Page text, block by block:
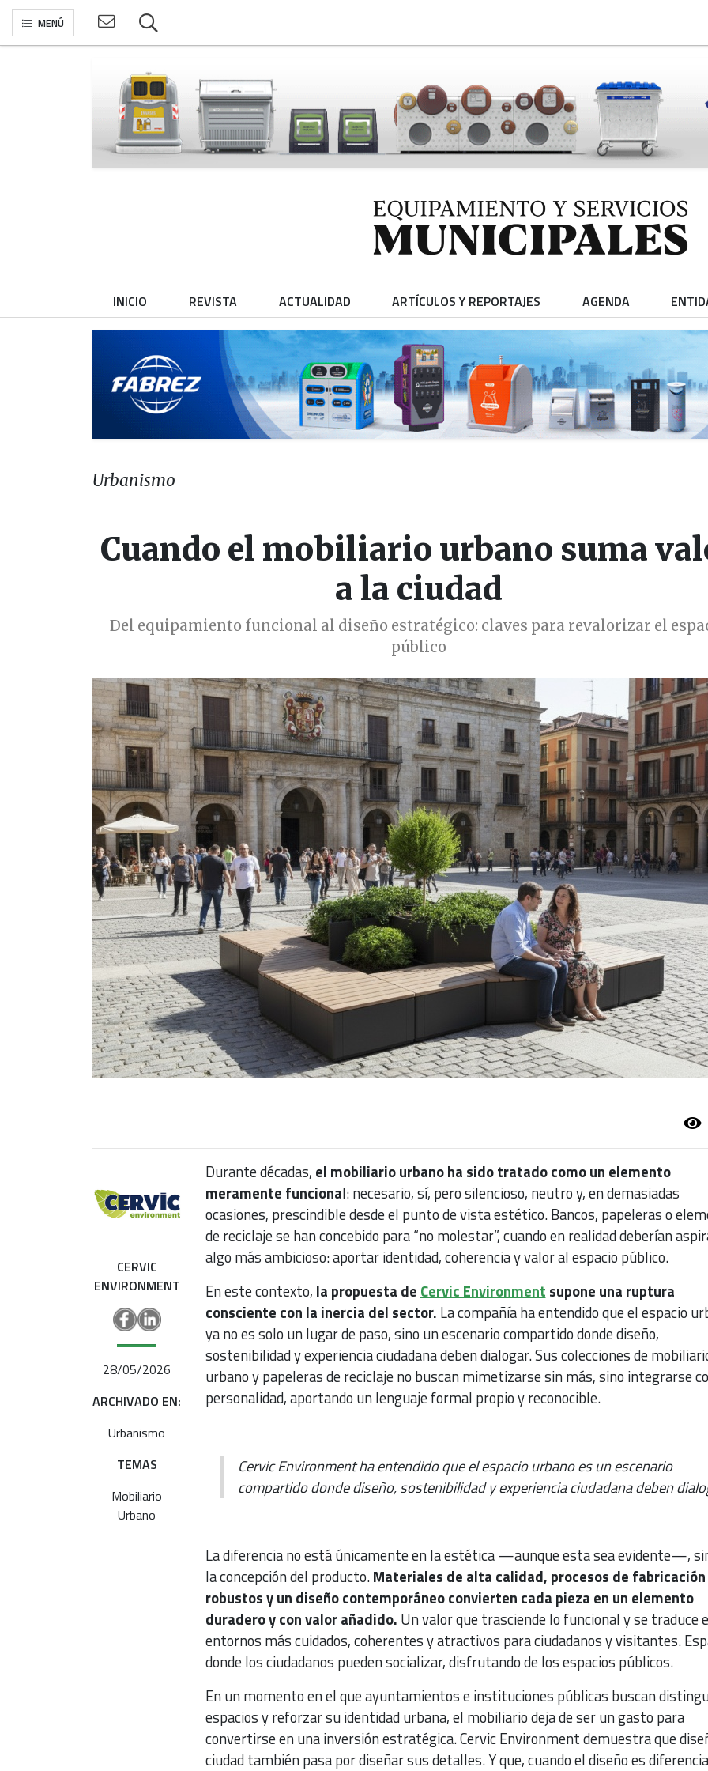
MENÚ
INICIO REVISTA ACTUALIDAD ARTÍCULOS Y REPORTAJES AGENDA
Urbanismo
Cuando el mobiliario urbano suma
a la ciudad
Del equipamiento funcional al diseño estratégico: claves para revalorizar el
público
CERVIC
ENVIRONMENT
28/05/2026
ARCHIVADO EN:
Urbanismo
TEMAS
Mobiliario
Urbano
Durante décadas, el mobiliario urbano ha sido tratado como un elemento
meramente funcional: necesario, sí, pero silencioso, neutro y, en demasiadas
ocasiones, prescindible desde el punto de vista estético. Bancos, papeleras o
de reciclaje se han concebido para “no molestar”, cuando en realidad deberían
algo más ambicioso: aportar identidad, coherencia y valor al espacio público.
En este contexto, la propuesta de Cervic Environment supone una ruptura
consciente con la inercia del sector. La compañía ha entendido que el espacio
ya no es solo un lugar de paso, sino un escenario compartido donde diseño,
sostenibilidad y experiencia ciudadana deben dialogar. Sus colecciones de
urbano y papeleras de reciclaje no buscan mimetizarse sin más, sino integrarse
personalidad, aportando un lenguaje formal propio y reconocible.
Cervic Environment ha entendido que el espacio urbano es un escenario
compartido donde diseño, sostenibilidad y experiencia ciudadana deben
La diferencia no está únicamente en la estética —aunque esta sea evidente—,
la concepción del producto.Materiales de alta calidad, procesos de fabricación
robustos y un diseño contemporáneo convierten cada pieza en un elemento
duradero y con valor añadido. Un valor que trasciende lo funcional y se traduce
entornos más cuidados, coherentes y atractivos para ciudadanos y visitantes.
donde los ciudadanos pueden socializar, disfrutando de los espacios públicos.
En un momento en el que ayuntamientos e instituciones públicas buscan
espacios y reforzar su identidad urbana, el mobiliario deja de ser un gasto para
convertirse en una inversión estratégica. Cervic Environment demuestra que
ciudad también pasa por diseñar sus detalles. Y que, cuando el diseño es